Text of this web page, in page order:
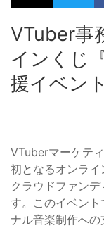
VTuber事
インくじ
援イベン
VTuberマーケテ
初となるオンライ
クラウドファン
す。このイベン
ナル音楽制作へ